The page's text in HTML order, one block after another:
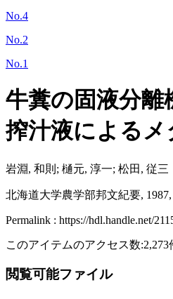
No.4
No.2
No.1
牛糞の固液分離
搾汁液によるメ
岩淵, 和則; 樋元, 淳一; 松田, 従三
北海道大学農学部邦文紀要, 1987,
Permalink : https://hdl.handle.net/
このアイテムのアクセス数:2,273
閲覧可能ファイル